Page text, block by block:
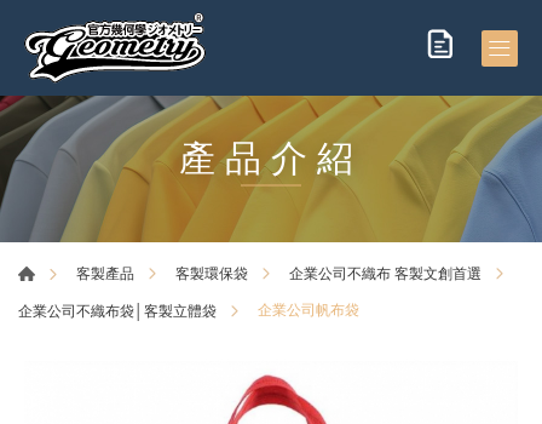
產品介紹
客製產品 客製環保袋
企業公司不織布 客製文創首選
企業公司不織布袋│客製立體袋
企業公司帆布袋